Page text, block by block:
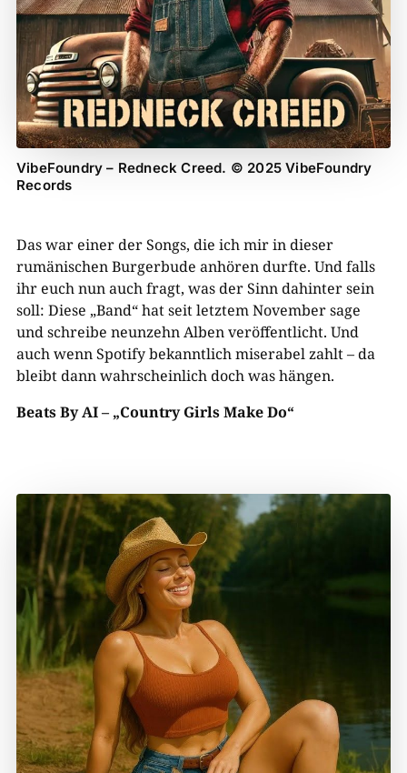
VibeFoundry – Redneck Creed. © 2025 VibeFoundry
Records
Das war einer der Songs, die ich mir in dieser
rumänischen Burgerbude anhören durfte. Und falls
ihr euch nun auch fragt, was der Sinn dahinter sein
soll: Diese „Band“ hat seit letztem November sage
und schreibe neunzehn Alben veröffentlicht. Und
auch wenn Spotify bekanntlich miserabel zahlt – da
bleibt dann wahrscheinlich doch was hängen.
Beats By AI – „Country Girls Make Do“